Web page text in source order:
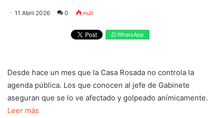
11 Abril 2026 0 null
WhatsApp
Desde hace un mes que la Casa Rosada no controla la
agenda pública. Los que conocen al jefe de Gabinete
aseguran que se lo ve afectado y golpeado anímicamente.
Leer más